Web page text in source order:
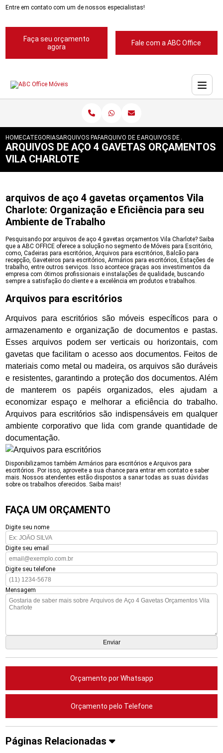
Entre em contato com um de nossos especialistas!
Faça seu orçamento
agora
Fale com a ABC Office
HOMECATEGORIASARQUIVOS PARA ESCRITORIOS
ARQUIVO DE ESCRITORIOS
ARQUIVOS DE ACO 4
ARQUIVOS DE AÇO 4 GAVETAS ORÇAMENTOS
VILA CHARLOTE
arquivos de aço 4 gavetas orçamentos Vila
Charlote: Organização e Eficiência para seu
Ambiente de Trabalho
Pesquisando por arquivos de aço 4 gavetas orçamentos Vila Charlote? Saiba
que a ABC OFFICE oferece a solução no segmento de Móveis para Escritório,
como, Cadeiras para escritórios, Arquivos para escritórios, Balcão para
recepção, Gaveteiros para escritórios, Armários para escritórios, Estações de
trabalho, entre outros serviços. Isso acontece graças aos investimentos da
empresa com ótimos profissionais e instalações de qualidade, buscando
sempre a satisfação do cliente e a excelência em produtos e trabalhos.
Arquivos para escritórios
Arquivos para escritórios são móveis específicos para o
armazenamento e organização de documentos e pastas.
Esses arquivos podem ser verticais ou horizontais, com
gavetas que facilitam o acesso aos documentos. Feitos de
materiais como metal ou madeira, os arquivos são duráveis
e resistentes, garantindo a proteção dos documentos. Além
de manterem os papéis organizados, eles ajudam a
economizar espaço e melhorar a eficiência do trabalho.
Arquivos para escritórios são indispensáveis em qualquer
ambiente corporativo que lida com grande quantidade de
documentação.
Disponibilizamos também Armários para escritórios e Arquivos para
escritórios. Por isso, aproveite a sua chance para entrar em contato e saber
mais. Nossos atendentes estão dispostos a sanar todas as suas dúvidas
sobre os trabalhos oferecidos. Saiba mais!
FAÇA UM ORÇAMENTO
Digite seu nome
Digite seu email
Digite seu telefone
Mensagem
Orçamento por Whatsapp
Orçamento pelo Telefone
Páginas Relacionadas